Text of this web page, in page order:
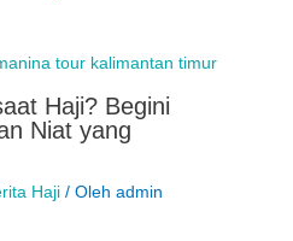
Haji? Begini
Niat yang
Haji/ Oleh admin